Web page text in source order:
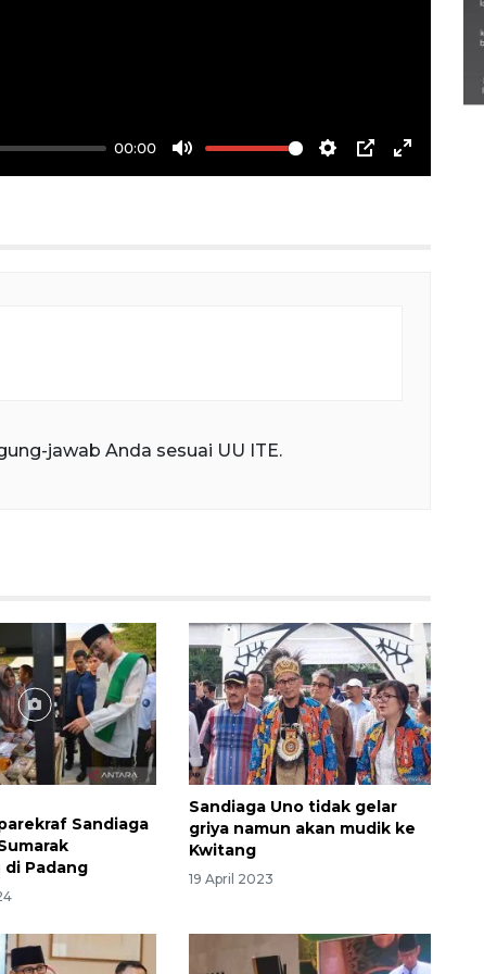
00:00
Mute Settings
PIP Enter
jawab Anda sesuai UU ITE.
Sandiaga
di Padang
Sandiaga Uno tidak gelar
griya namun akan mudik ke
Kwitang
19 April 2023